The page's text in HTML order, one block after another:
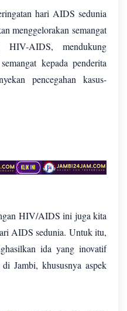
hari AIDS sedunia
menggelorakan semangat
HIV-AIDS, mendukung
kepada penderita
pencegahan kasus-
HIV/AIDS ini juga kita
AIDS sedunia. Untuk itu,
ida yang inovatif
Jambi, khususnya aspek